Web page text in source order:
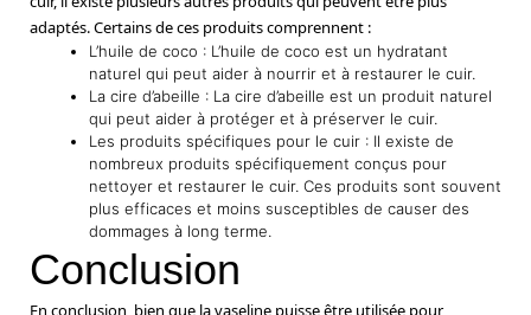
adaptés. Certains de ces produits comprennent :
L’huile de coco : L’huile de coco est un hydratant
naturel qui peut aider à nourrir et à restaurer le cuir.
La cire d’abeille : La cire d’abeille est un produit naturel
qui peut aider à protéger et à préserver le cuir.
Les produits spécifiques pour le cuir : Il existe de
nombreux produits spécifiquement conçus pour
nettoyer et restaurer le cuir. Ces produits sont souvent
plus efficaces et moins susceptibles de causer des
dommages à long terme.
Conclusion
En conclusion, bien que la vaseline puisse être utilisée pour